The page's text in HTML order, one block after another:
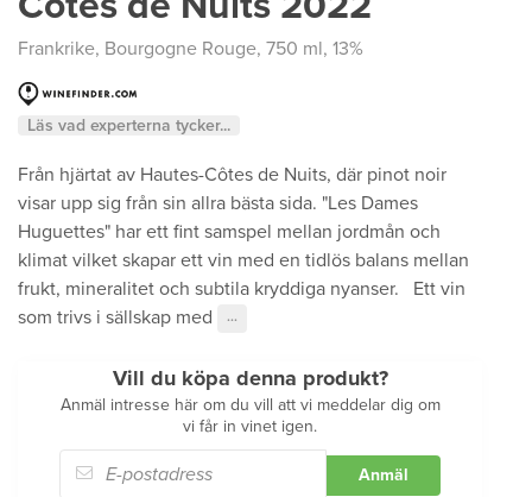
Frankrike, Bourgogne Rouge, 750 ml, 13%
Läs vad experterna tycker...
Från hjärtat av Hautes-Côtes de Nuits, där pinot noir
visar upp sig från sin allra bästa sida. "Les Dames
Huguettes" har ett fint samspel mellan jordmån och
klimat vilket skapar ett vin med en tidlös balans mellan
frukt, mineralitet och subtila kryddiga nyanser. Ett vin
som trivs i sällskap med
···
Vill du köpa denna produkt?
Anmäl intresse här om du vill att vi meddelar dig om
vi får in vinet igen.
Anmäl